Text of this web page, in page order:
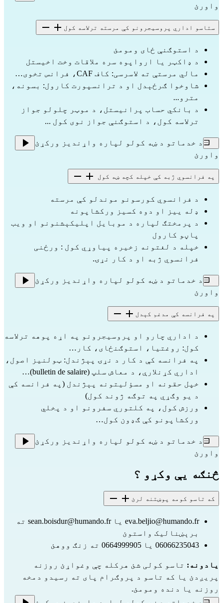
واورئ
ستاسو اداري پروسیجرونو کې مرسته ترلاسه کول
د استوګنې ځای ومومئ
د ډاکټر یا ارواپوه سره ملاقات وخت اخیستل
مالي مرستې ته لاسرسی: کاف CAF، فرانس تخوی…
مترو...
ترلاسه کول، د استوګنې جواز نوی کول ...
د خدماتو د ښه کولو لپاره واړندیز ورکړئ
واورئ
په فرانسوي ژبه کې خپله کچه ښه کول
د فرانسوي کورسونو موندلو کې مرسته
ډله ییز او دوه کسیز ورکشاپونه
پاڼو کارول
فرانسوي ژبه او د کار نړۍ.
د خدماتو د ښه کولو لپاره واړندیز ورکړئ
واورئ
په فرانسه کې مدغم کېدل
کول: روغتیا، استوګنځای، کار…
اداري کړنلارې، د معاش سلپ (bulletin de salaire)…
د یو وګړي په توګه ژوند کول)
ورکشاپونو کې ګډون کول…
د خدماتو د ښه کولو لپاره واړندیز ورکړئ
واورئ
څنګه یې وکړو ؟
که تاسو کومه پوښتنه لرئ
eva.beljio@humando.fr یا sean.boisdur@humando.fr
برېښنالیک واستوئ
06066235043 یا 0664999905 ته زنګ ووهئ
یادونه:
روزنه یا دنده ومومئ.